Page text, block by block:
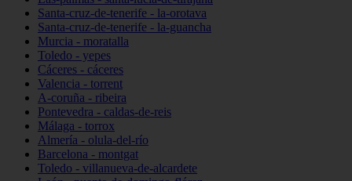
Santa-cruz-de-tenerife - la-orotava
Santa-cruz-de-tenerife - la-guancha
Murcia - moratalla
Toledo - yepes
Cáceres - cáceres
Valencia - torrent
A-coruña - ribeira
Pontevedra - caldas-de-reis
Málaga - torrox
Almería - olula-del-río
Barcelona - montgat
Toledo - villanueva-de-alcardete